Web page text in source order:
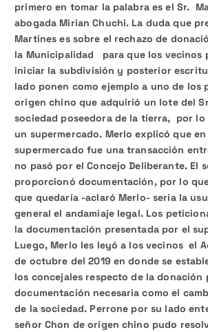
primero en tomar la palabra es el Sr.
abogada Mirian Chuchi. La duda que
Martines es sobre el rechazo de
la Municipalidad para que los vecinos
iniciar la subdivisión y posterior
lado ponen como ejemplo a uno de los
origen chino que adquirió un lote del
sociedad poseedora de la tierra, por
un supermercado. Merlo explicó que
supermercado fue una transacción
no pasó por el Concejo Deliberante. El
proporcionó documentación, por lo
que quedaría -aclaró Merlo- sería la
general el andamiaje legal. Los
la documentación presentada por el
Luego, Merlo les leyó a los vecinos el
de octubre del 2019 en donde se
los concejales respecto de la donación
documentación necesaria como el
de la sociedad. Perrone por su lado
señor Chon de origen chino pudo